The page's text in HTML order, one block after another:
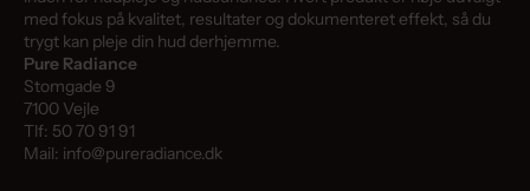
med fokus på kvalitet, resultater og dokumenteret effekt, så du
trygt kan pleje din hud derhjemme.
Pure Radiance
Stomgade 9
7100 Vejle
Tlf: 50 70 91 91
Mail: info@pureradiance.dk